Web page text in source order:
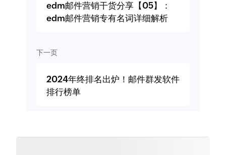
edm邮件营销干货分享【05】：
edm邮件营销专有名词详细解析
下一页
2024年终排名出炉！邮件群发软件
排行榜单